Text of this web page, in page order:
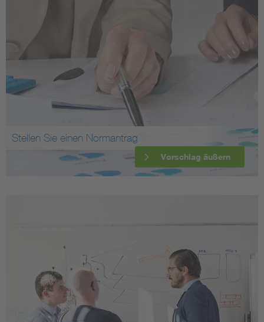
Stellen Sie einen Normantrag
Vorschlag äußern